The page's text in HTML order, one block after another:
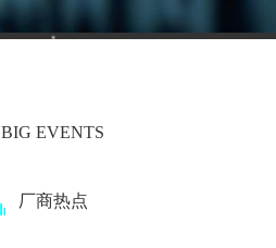
BIG EVENTS
厂商热点